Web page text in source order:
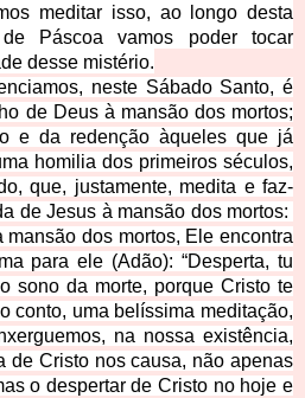
meditar isso, ao longo desta
Páscoa vamos poder tocar
desse mistério.
neste Sábado Santo, é
de Deus à mansão dos mortos;
e da redenção àqueles que já
homilia dos primeiros séculos,
que, justamente, medita e faz-
de Jesus à mansão dos mortos:
dos mortos, Ele encontra
para ele (Adão):“Desperta, tu
sono da morte, porque Cristo te
conto, uma belíssima meditação,
na nossa existência,
de Cristo nos causa, não apenas
o despertar de Cristo no hoje e